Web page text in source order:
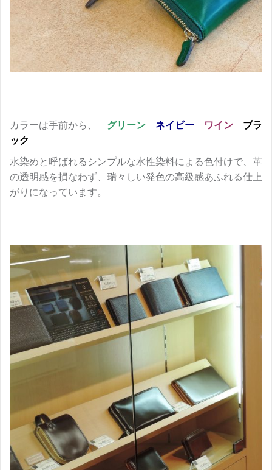
カラーは手前から、 グリーン ネイビー ワイン
ブラ
ック
水染めと呼ばれるシンプルな水性染料による色付けで、革
の透明感を損なわず、瑞々しい発色の高級感あふれる仕上
がりになっています。